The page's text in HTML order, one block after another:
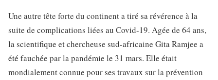
Une autre tête forte du continent a tiré sa révérence à la
suite de complications liées au Covid-19. Agée de 64 ans,
la scientifique et chercheuse sud-africaine Gita Ramjee a
été fauchée par la pandémie le 31 mars. Elle était
mondialement connue pour ses travaux sur la prévention